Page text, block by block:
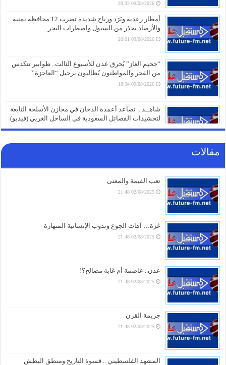
09/08/2026 20:32
أمطار رعدية وبَرَد ورياح شديدة تضرب 12 محافظة يمنية..
والأرصاد يحذر من السيول واضطراب البحر
09/08/2026 20:01
“جحيم الغاز” يُحرق عدن للأسبوع الثالث.. طوابير تتكدس
من الفجر والمواطنون يُطالبون برحيل “العاجزة”
09/08/2026 18:34
شاهــد .. تصاعد أعمدة الدخان في مخازن الأسلحة التابعة
لتحشيدات الفصائل السعودية في الساحل الغربي (فيديو)
09/08/2026 18:02
مقالات
تعب القيمة والمعنى
02/08/2025 21:48
غزة… آهات الجوع وندوب الإنسانية المنهارة
02/08/2025 21:48
عدن.. عاصمة أم غابة مصالح؟!
02/08/2025 21:48
جريمة القرن
02/08/2025 21:48
المشهد الفلسطيني .. قسوة التاريخ ومنطق البطش